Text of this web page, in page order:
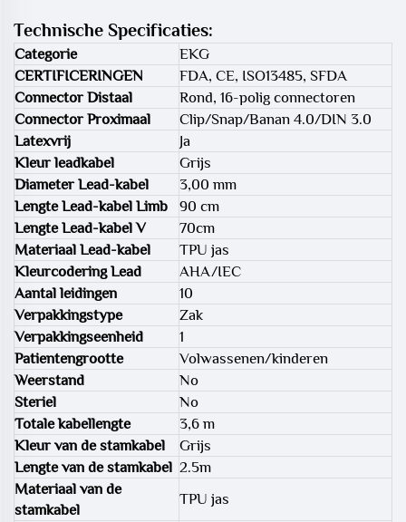
Technische Specificaties:
Categorie
EKG
CERTIFICERINGEN
FDA, CE, ISO13485, SFDA
Connector Distaal
Rond, 16-polig connectoren
Connector Proximaal
Clip/Snap/Banan 4.0/DIN 3.0
Latexvrij
Ja
Kleur leadkabel
Grijs
Diameter Lead-kabel
3,00 mm
Lengte Lead-kabel Limb
90 cm
Lengte Lead-kabel V
70cm
Materiaal Lead-kabel
TPU jas
Kleurcodering Lead
AHA/IEC
Aantal leidingen
10
Verpakkingstype
Zak
Verpakkingseenheid
1
Patientengrootte
Volwassenen/kinderen
Weerstand
No
Steriel
No
Totale kabellengte
3,6 m
Kleur van de stamkabel
Grijs
Lengte van de stamkabel 2.5m
Materiaal van de
stamkabel
TPU jas